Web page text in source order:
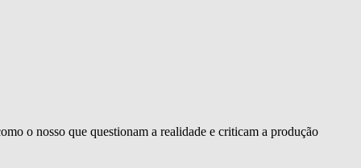
o nosso que questionam a realidade e criticam a produção